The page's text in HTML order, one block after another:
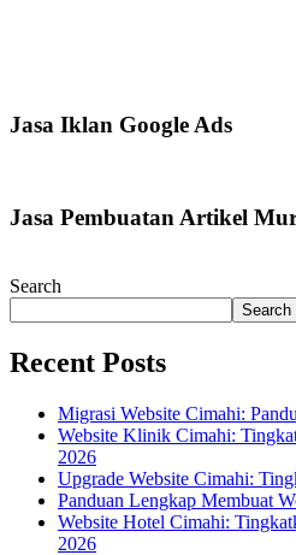
Jasa Iklan Google Ads
Jasa Pembuatan Artikel
Search
Search
Recent Posts
Migrasi Website Cimahi:
Website Klinik Cimahi:
2026
Upgrade Website Cimahi:
Panduan Lengkap Membuat
Website Hotel Cimahi:
2026